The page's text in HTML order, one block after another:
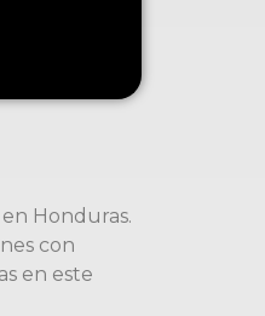
Honduras.
con
en este